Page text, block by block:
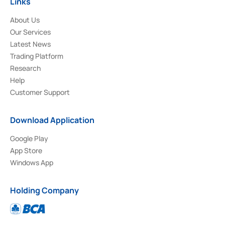
About Us
Our Services
Latest News
Trading Platform
Research
Help
Customer Support
Download Application
Google Play
App Store
Windows App
Holding Company